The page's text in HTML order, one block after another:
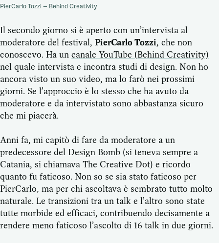
PierCarlo Tozzi — Behind Creativity
Il secondo giorno si è aperto con un’intervista al
moderatore del festival, PierCarlo Tozzi, che non
conoscevo. Ha un canale YouTube (Behind Creativity)
nel quale intervista e incontra studi di design. Non ho
ancora visto un suo video, ma lo farò nei prossimi
giorni. Se l’approccio è lo stesso che ha avuto da
moderatore e da intervistato sono abbastanza sicuro
che mi piacerà.
Anni fa, mi capitò di fare da moderatore a un
predecessore del Design Bomb (si teneva sempre a
Catania, si chiamava The Creative Dot) e ricordo
quanto fu faticoso. Non so se sia stato faticoso per
PierCarlo, ma per chi ascoltava è sembrato tutto molto
naturale. Le transizioni tra un talk e l’altro sono state
tutte morbide ed efficaci, contribuendo decisamente a
rendere meno faticoso l’ascolto di 16 talk in due giorni.